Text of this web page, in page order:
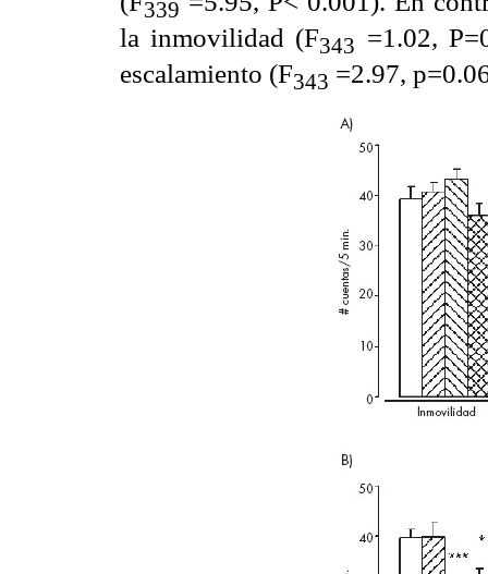
339
la inmovilidad (F343 =1.02,
escalamiento (F343 =2.97,